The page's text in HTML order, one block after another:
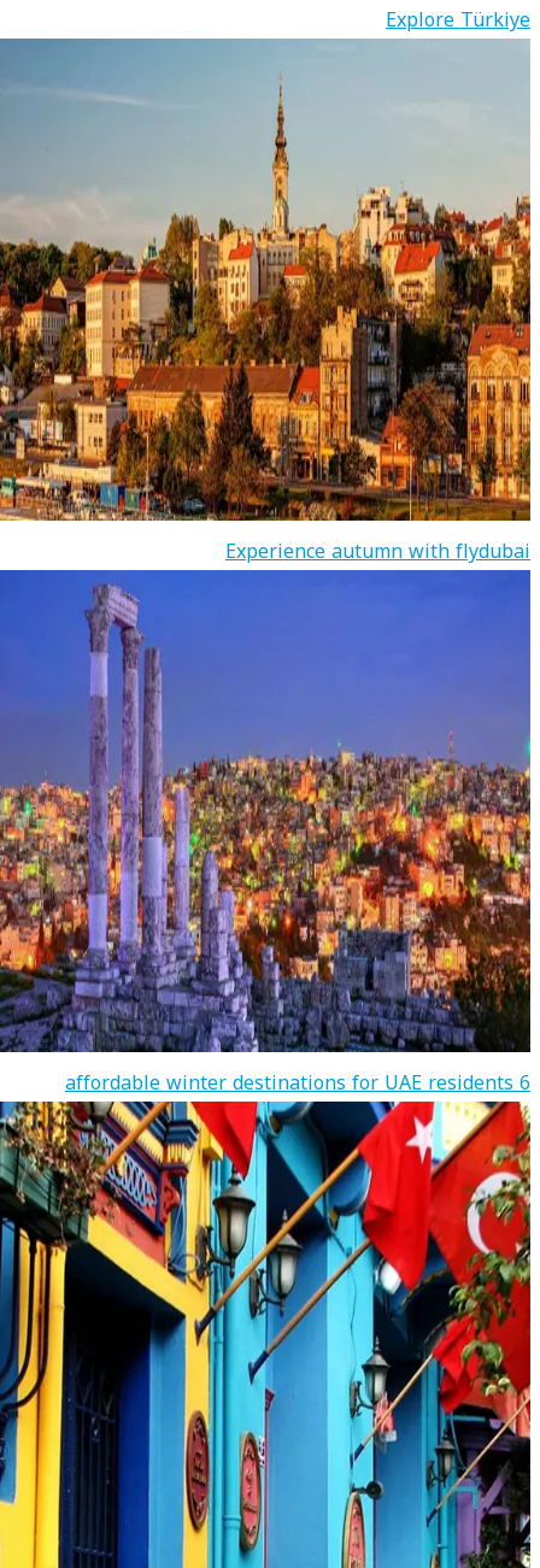
Explore Türkiye
Experience autumn with flydubai
6 affordable winter destinations for UAE residents